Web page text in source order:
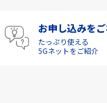
お申し込みを
たっぷり使える
5Gネットをご紹介